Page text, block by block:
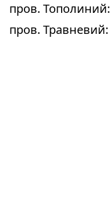
пров. Тополиний:
пров. Травневий: